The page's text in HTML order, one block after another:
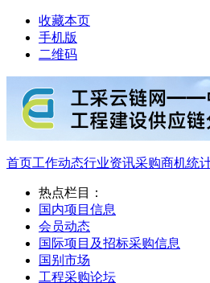
收藏本页
手机版
二维码
首页工作动态行业资讯采购商机统
热点栏目：
国内项目信息
会员动态
国际项目及招标采购信息
国别市场
工程采购论坛